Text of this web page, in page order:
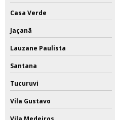
Casa Verde
Jaçanã
Lauzane Paulista
Santana
Tucuruvi
Vila Gustavo